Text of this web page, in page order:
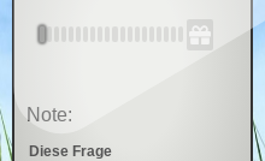
Note:
Diese Frage